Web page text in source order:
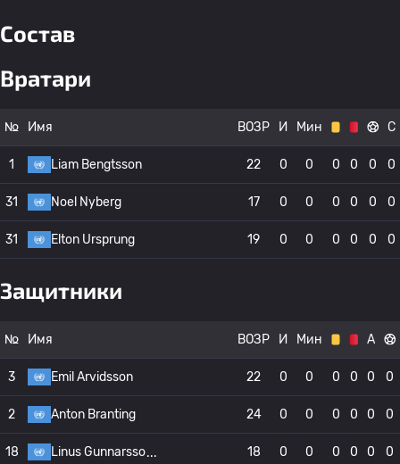
Состав
Вратари
№ Имя ВОЗР И Мин С
1 Liam Bengtsson 22 0 0 0 0 0 0
31 Noel Nyberg 17 0 0 0 0 0 0
31 Elton Ursprung 19 0 0 0 0 0 0
Защитники
№ Имя ВОЗР И Мин А
3 Emil Arvidsson 22 0 0 0 0 0 0
2 Anton Branting 24 0 0 0 0 0 0
18 Linus Gunnarsso 18 0 0 0 0 0 0